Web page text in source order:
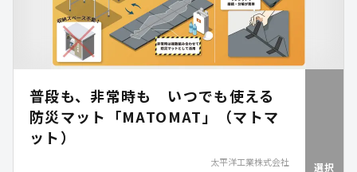
普段も、非常時も いつでも使える
防災マット「MATOMAT」（マトマ
ット）
太平洋工業株式会社 選択